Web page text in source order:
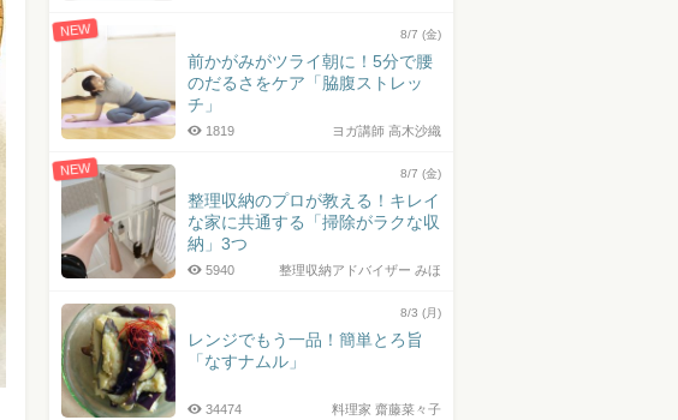
NEW 8/7 (金)
前かがみがツライ朝に！5分で腰
のだるさをケア「脇腹ストレッ
チ」
ヨガ講師 高木沙織
1819
NEW 8/7 (金)
整理収納のプロが教える！キレイ
な家に共通する「掃除がラクな収
納」3つ
整理収納アドバイザー みほ
5940
8/3 (月)
レンジでもう一品！簡単とろ旨
「なすナムル」
料理家 齋藤菜々子
34474